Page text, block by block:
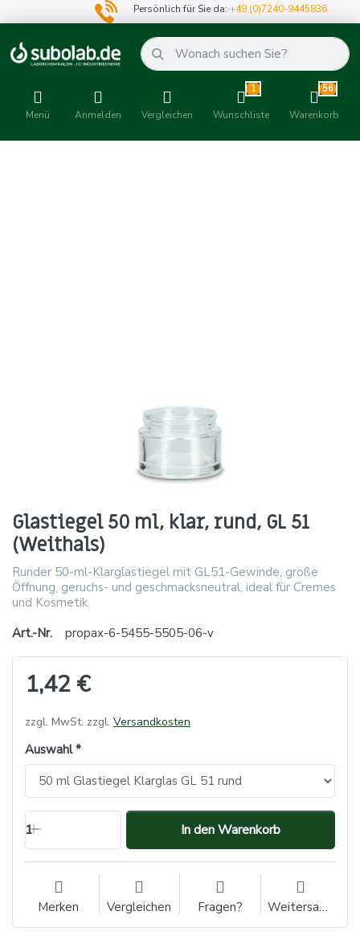
Persönlich für Sie da:+49 (0)7240-9445836
Menü Anmelden Vergleichen
1
Wunschliste
56
Warenkorb
Glastiegel 50 ml, klar, rund, GL 51
(Weithals)
Runder 50-ml-Klarglastiegel mit GL51-Gewinde, große
Öffnung, geruchs- und geschmacksneutral, ideal für Cremes
und Kosmetik.
Art.-Nr.
propax-6-5455-5505-06-v
1,42 €
zzgl. MwSt. zzgl. Versandkosten
Auswahl
1 In den Warenkorb
Merken Vergleichen Fragen? Weitersagen